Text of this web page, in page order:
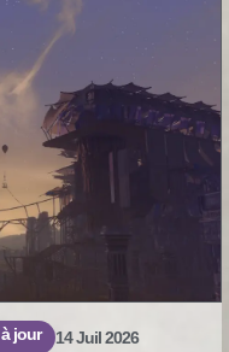
jour 14 Juil 2026